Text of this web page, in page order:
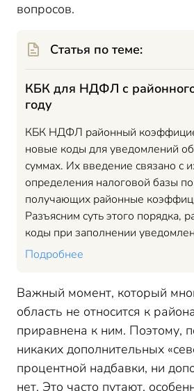
вопросов.
Статья по теме:
КБК для НДФЛ с
году
КБК НДФЛ районный
новые коды для уведомлений
суммах. Их введение связано с
определения налоговой базы
получающих районные
Разъясним суть этого порядка,
коды при заполнении
Подробнее
Важный момент, который
область не относится к
приравнена к ним. Поэтому,
никаких дополнительных
процентной надбавки, ни
нет. Это часто путают,